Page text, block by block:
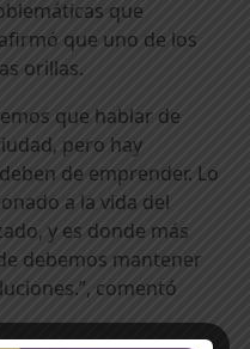
que
que uno de los
orillas.
que hablar de
pero hay
de emprender. Lo
a la vida del
y es donde más
debemos mantener
comentó